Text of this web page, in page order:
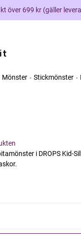
över 699 kr (gäller
Mönster Stickmönster
i DROPS Kid-